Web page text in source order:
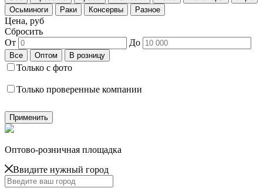
Цена, руб
Сбросить
От
До
Только с фото
Только проверенные компании
Оптово-розничная площадка
Ввидите нужный город